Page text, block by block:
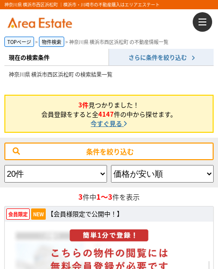
神奈川県 横浜市西区浜松町 ｜横浜市・川崎市の不動産購入はエリアエステート
TOPページ 物件検索 神奈川県 横浜市西区浜松町 の不動産情報一覧
現在の検索条件 さらに条件を絞り込む
神奈川県 横浜市西区浜松町 の検索結果一覧
3件見つかりました！
会員登録をすると全4147件の中から探せます。
今すぐ見る
条件を絞り込む
3件中1～3件を表示
会員限定 NEW 【会員様限定で公開中！】